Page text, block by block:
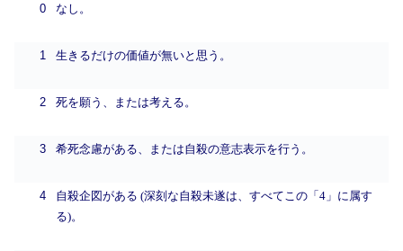
0 なし。
1 生きるだけの価値が無いと思う。
2 死を願う、または考える。
3 希死念慮がある、または自殺の意志表示を行う。
4
自殺企図がある (深刻な自殺未遂は、すべてこの「4」に属す
る)。